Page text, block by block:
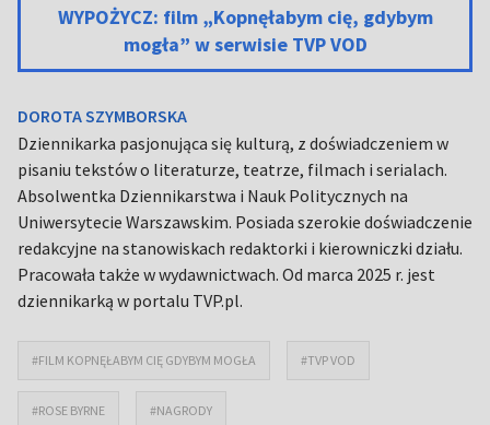
WYPOŻYCZ: film „Kopnęłabym cię, gdybym
mogła” w serwisie TVP VOD
DOROTA SZYMBORSKA
Dziennikarka pasjonująca się kulturą, z doświadczeniem w
pisaniu tekstów o literaturze, teatrze, filmach i serialach.
Absolwentka Dziennikarstwa i Nauk Politycznych na
Uniwersytecie Warszawskim. Posiada szerokie doświadczenie
redakcyjne na stanowiskach redaktorki i kierowniczki działu.
Pracowała także w wydawnictwach. Od marca 2025 r. jest
dziennikarką w portalu TVP.pl.
#FILM KOPNĘŁABYM CIĘ GDYBYM MOGŁA #TVP VOD
#ROSE BYRNE #NAGRODY